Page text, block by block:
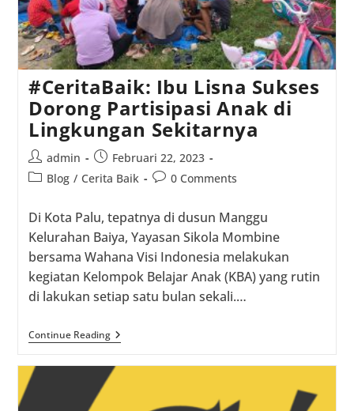
#CeritaBaik: Ibu Lisna Sukses
Dorong Partisipasi Anak di
Lingkungan Sekitarnya
Post
author:
admin
Post
published:
Februari 22, 2023
PostBlog / Cerita Baik
Post0 Comments
Di Kota Palu, tepatnya di dusun Manggu
Kelurahan Baiya, Yayasan Sikola Mombine
bersama Wahana Visi Indonesia melakukan
kegiatan Kelompok Belajar Anak (KBA) yang rutin
di lakukan setiap satu bulan sekali.…
Continue Reading#CeritaBaik:
Ibu
Sukses